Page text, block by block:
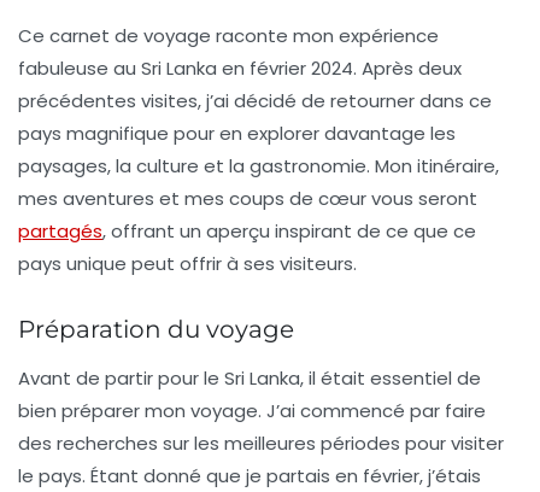
Ce carnet de voyage raconte mon expérience
fabuleuse au Sri Lanka en février 2024. Après deux
précédentes visites, j’ai décidé de retourner dans ce
pays magnifique pour en explorer davantage les
paysages, la culture et la gastronomie. Mon itinéraire,
mes aventures et mes coups de cœur vous seront
partagés, offrant un aperçu inspirant de ce que ce
pays unique peut offrir à ses visiteurs.
Préparation du voyage
Avant de partir pour le Sri Lanka, il était essentiel de
bien préparer mon voyage. J’ai commencé par faire
des recherches sur les meilleures périodes pour visiter
le pays. Étant donné que je partais en février, j’étais